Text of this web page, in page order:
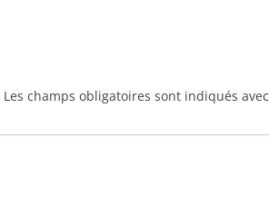
Les champs obligatoires sont indiqués avec